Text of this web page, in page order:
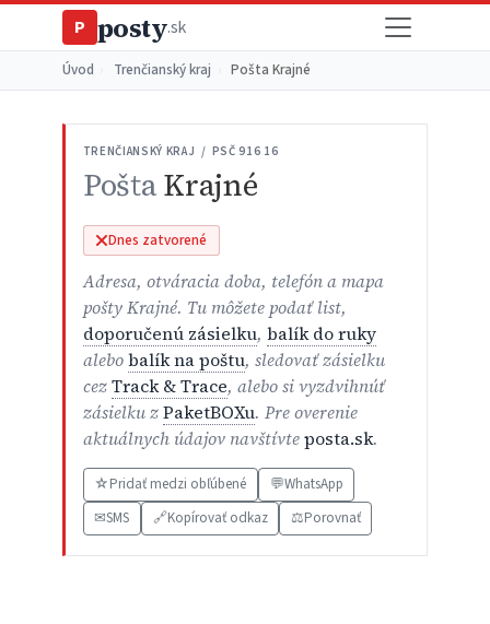
P posty.sk
Úvod Trenčianský kraj Pošta Krajné
TRENČIANSKÝ KRAJ / PSČ 916 16
PoštaKrajné
Dnes zatvorené
Adresa, otváracia doba, telefón a mapa
pošty Krajné. Tu môžete podať list,
doporučenú zásielku, balík do ruky
alebobalík na poštu, sledovať zásielku
cezTrack & Trace, alebo si vyzdvihnúť
zásielku zPaketBOXu. Pre overenie
aktuálnych údajov navštívteposta.sk.
☆Pridať medzi obľúbené 💬WhatsApp
✉SMS 🔗Kopírovať odkaz ⚖️Porovnať